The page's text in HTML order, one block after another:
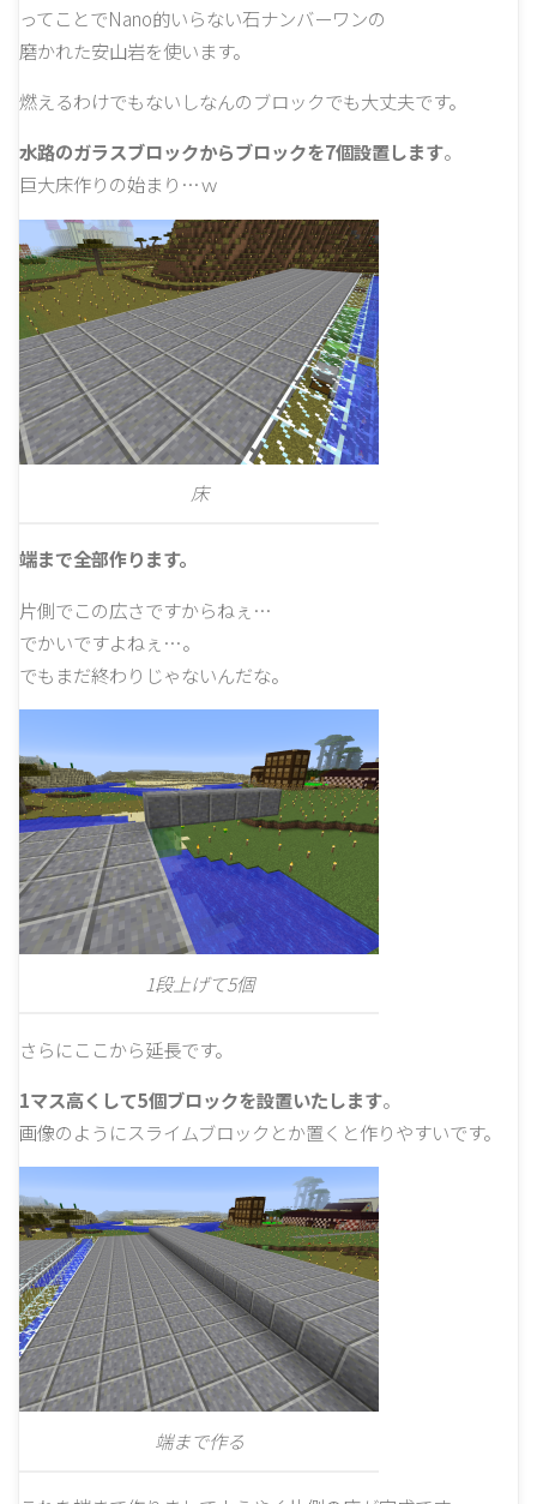
ってことでNano的いらない石ナンバーワンの
磨かれた安山岩を使います。
燃えるわけでもないしなんのブロックでも大丈夫です。
水路のガラスブロックからブロックを7個設置します。
巨大床作りの始まり…ｗ
床
端まで全部作ります。
片側でこの広さですからねぇ…
でかいですよねぇ…。
でもまだ終わりじゃないんだな。
1段上げて5個
さらにここから延長です。
1マス高くして5個ブロックを設置いたします。
画像のようにスライムブロックとか置くと作りやすいです。
端まで作る